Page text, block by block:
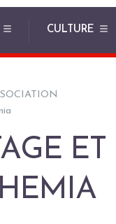
CULTURE
ET